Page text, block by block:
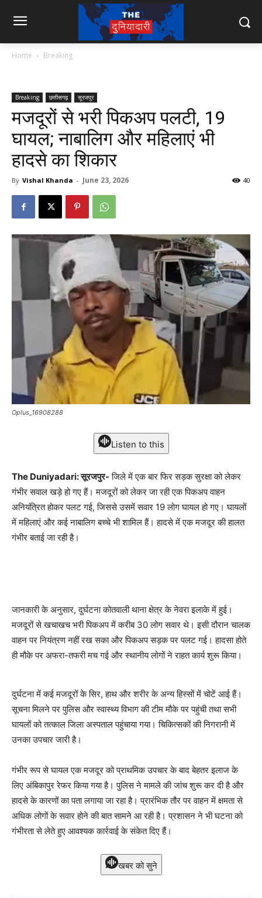
Home Breaking
Breaking छत्तीसगढ़ सूरजपुर
मजदूरों से भरी पिकअप पलटी, 19
घायल; नाबालिग और महिलाएं भी
हादसे का शिकार
By Vishal Khanda - June 23, 2026 40
Oplus_16908288
Listen to this
The Duniyadari: सूरजपुर- जिले में एक बार फिर सड़क सुरक्षा को लेकर
गंभीर सवाल खड़े हो गए हैं। मजदूरों को लेकर जा रही एक पिकअप वाहन
अनियंत्रित होकर पलट गई, जिससे उसमें सवार 19 लोग घायल हो गए। घायलों
में महिलाएं और कई नाबालिग बच्चे भी शामिल हैं। हादसे में एक मजदूर की हालत
गंभीर बताई जा रही है।
जानकारी के अनुसार, दुर्घटना कोतवाली थाना क्षेत्र के नेवरा इलाके में हुई।
मजदूरों से खचाखच भरी पिकअप में करीब 30 लोग सवार थे। इसी दौरान चालक
वाहन पर नियंत्रण नहीं रख सका और पिकअप सड़क पर पलट गई। हादसा होते
ही मौके पर अफरा-तफरी मच गई और स्थानीय लोगों ने राहत कार्य शुरू किया।
दुर्घटना में कई मजदूरों के सिर, हाथ और शरीर के अन्य हिस्सों में चोटें आई हैं।
सूचना मिलने पर पुलिस और स्वास्थ्य विभाग की टीम मौके पर पहुंची तथा सभी
घायलों को तत्काल जिला अस्पताल पहुंचाया गया। चिकित्सकों की निगरानी में
उनका उपचार जारी है।
गंभीर रूप से घायल एक मजदूर को प्राथमिक उपचार के बाद बेहतर इलाज के
लिए अंबिकापुर रेफर किया गया है। पुलिस ने मामले की जांच शुरू कर दी है और
हादसे के कारणों का पता लगाया जा रहा है। प्रारंभिक तौर पर वाहन में क्षमता से
अधिक लोगों के सवार होने की बात सामने आ रही है। प्रशासन ने भी घटना को
गंभीरता से लेते हुए आवश्यक कार्रवाई के संकेत दिए हैं।
खबर को सुने